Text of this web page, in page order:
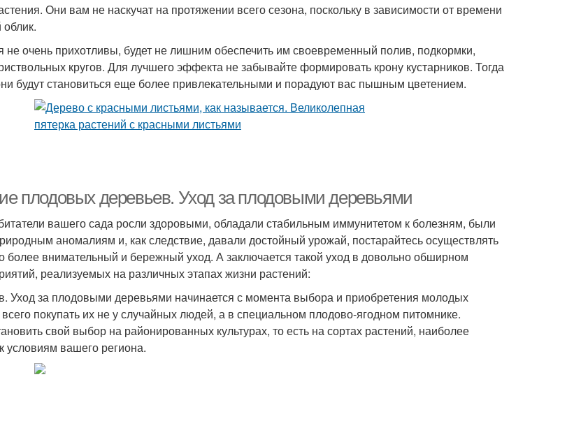
Они вам не наскучат на протяжении всего сезона, поскольку в зависимости от времени
не очень прихотливы, будет не лишним обеспечить им своевременный полив, подкормки,
кругов. Для лучшего эффекта не забывайте формировать крону кустарников. Тогда
будут становиться еще более привлекательными и порадуют вас пышным цветением.
плодовых деревьев. Уход за плодовыми деревьями
вашего сада росли здоровыми, обладали стабильным иммунитетом к болезням, были
аномалиям и, как следствие, давали достойный урожай, постарайтесь осуществлять
более внимательный и бережный уход. А заключается такой уход в довольно обширном
реализуемых на различных этапах жизни растений:
Уход за плодовыми деревьями начинается с момента выбора и приобретения молодых
покупать их не у случайных людей, а в специальном плодово-ягодном питомнике.
свой выбор на районированных культурах, то есть на сортах растений, наиболее
условиям вашего региона.